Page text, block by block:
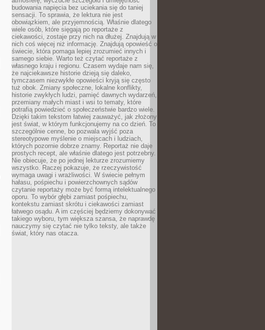
budowania napięcia bez uciekania się do taniej
sensacji. To sprawia, że lektura nie jest
obowiązkiem, ale przyjemnością. Właśnie dlatego
wiele osób, które sięgają po reportaże z
ciekawości, zostaje przy nich na dłużej. Znajdują w
nich coś więcej niż informację. Znajdują opowieść o
świecie, która pomaga lepiej zrozumieć innych i
samego siebie. Warto też czytać reportaże z
własnego kraju i regionu. Czasem wydaje nam się,
że najciekawsze historie dzieją się daleko,
tymczasem niezwykłe opowieści kryją się często
tuż obok. Zmiany społeczne, lokalne konflikty,
historie zwykłych ludzi, pamięć dawnych wydarzeń,
przemiany małych miast i wsi to tematy, które
potrafią powiedzieć o społeczeństwie bardzo wiele.
Dzięki takim tekstom łatwiej zauważyć, jak złożony
jest świat, w którym funkcjonujemy na co dzień. To
szczególnie cenne, bo pozwala wyjść poza
stereotypowe myślenie o miejscach i ludziach,
których pozornie dobrze znamy. Reportaż nie daje
prostych recept, ale właśnie dlatego jest potrzebny.
Nie obiecuje, że po jednej lekturze zrozumiemy
wszystko. Raczej pokazuje, że rzeczywistość
wymaga uwagi i wrażliwości. W świecie pełnym
hałasu, pośpiechu i powierzchownych sądów
czytanie reportaży może być formą intelektualnego
oporu. To wybór głębi zamiast pośpiechu,
kontekstu zamiast skrótu i ciekawości zamiast
łatwego osądu. A im częściej będziemy dokonywać
takiego wyboru, tym większa szansa, że naprawdę
nauczymy się czytać nie tylko teksty, ale także
świat, który nas otacza.